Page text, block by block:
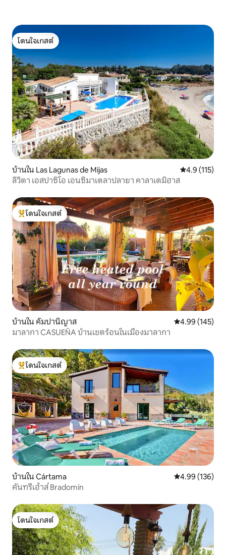
โดนใจเกสต์
โดนใจเกสต์
บ้านใน Las Lagunas de Mijas คะแนนเฉลี่ย
4.9 (115)
ลิวิตา เอสปาซิโอ เอนซิมาเดลาปลายา คาลาเดมิฮาส
โดนใจเกสต์ที่สุด
โดนใจเกสต์
บ้านใน คัมปานิญาส คะแนนเฉลี่ย
4.99 (145)
มาลากา CASUEÑA บ้านเขตร้อนในเมืองมาลากา
โดนใจเกสต์ที่สุด
โดนใจเกสต์
บ้านใน Cártama คะแนนเฉลี่ย
4.99 (136)
คันทรีเฮ้าส์ Bradomín
โดนใจเกสต์
โดนใจเกสต์